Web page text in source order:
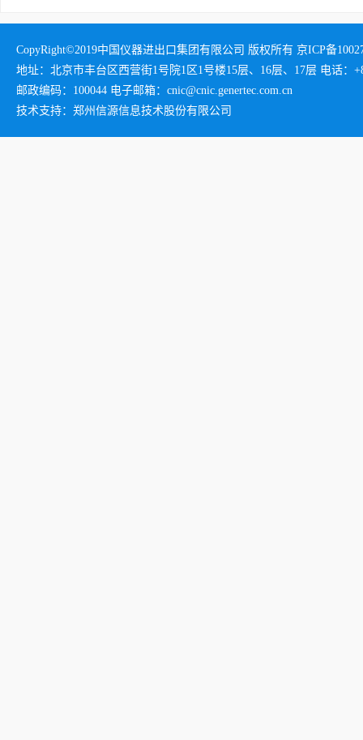
CopyRight©2019中国仪器进出口集团有限公司 版权所有 京ICP备
地址：北京市丰台区西营街1号院1区1号楼15层、16层、17层 电话：
邮政编码：100044 电子邮箱：cnic@cnic.genertec.com.cn
技术支持：郑州信源信息技术股份有限公司